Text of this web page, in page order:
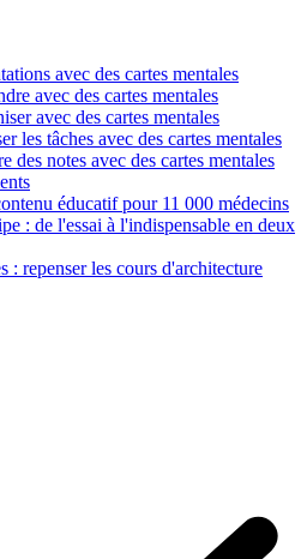
avec des cartes mentales
avec des cartes mentales
avec des cartes mentales
les tâches avec des cartes mentales
des notes avec des cartes mentales
éducatif pour 11 000 médecins
: de l'essai à l'indispensable en deux
: repenser les cours d'architecture